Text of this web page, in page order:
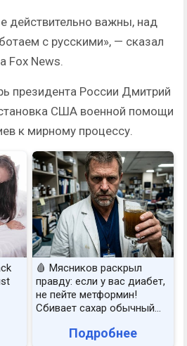
действительно важны, над
с русскими», — сказал
Fox News.
президента России Дмитрий
США военной помощи
к мирному процессу.
🩸 Мясников раскрыл
правду: если у вас диабет,
не пейте метформин!
Сбивает сахар обычный...
Подробнее